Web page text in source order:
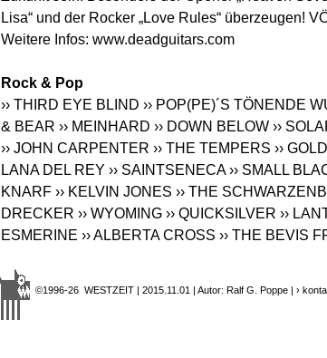
Lisa“ und der Rocker „Love Rules“ überzeugen!
Weitere Infos: www.deadguitars.com
Rock & Pop
›› THIRD EYE BLIND ›› POP(PE)´S TÖNENDE
& BEAR ›› MEINHARD ›› DOWN BELOW ››
›› JOHN CARPENTER ›› THE TEMPERS ››
LANA DEL REY ›› SAINTSENECA ›› SMALL
KNARF ›› KELVIN JONES ›› THE
DRECKER ›› WYOMING ›› QUICKSILVER ››
ESMERINE ›› ALBERTA CROSS ›› THE BEVIS
©1996-26 WESTZEIT | 2015.11.01 | Autor: Ralf G. Poppe | ›